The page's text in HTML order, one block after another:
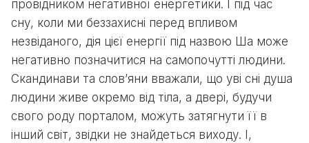
провідником негативної енергетики. І під час
сну, коли ми беззахисні перед впливом
незвіданого, дія цієї енергії під назвою Ша може
негативно позначитися на самопочутті людини.
Скандинави та слов’яни вважали, що уві сні душа
людини живе окремо від тіла, а двері, будучи
свого роду порталом, можуть затягнути її в
інший світ, звідки не знайдеться виходу. І,